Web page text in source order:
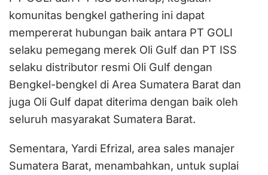
komunitas bengkel gathering ini dapat
mempererat hubungan baik antara PT GOLI
selaku pemegang merek Oli Gulf dan PT ISS
selaku distributor resmi Oli Gulf dengan
Bengkel-bengkel di Area Sumatera Barat dan
juga Oli Gulf dapat diterima dengan baik oleh
seluruh masyarakat Sumatera Barat.
Sementara, Yardi Efrizal, area sales manajer
Sumatera Barat, menambahkan, untuk suplai